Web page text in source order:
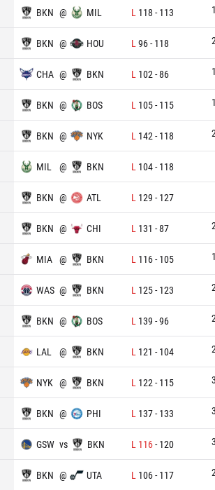
BKN @ MIL L 118 - 113
BKN @ HOU L 96- 118
CHA @ BKN L 102 -86
BKN @ BOS L 105- 115
BKN @ NYK L 142 - 118
MIL @ BKN L 104- 118
BKN @ ATL L 129 - 127
BKN @ CHI L 131 -87
MIA @ BKN L 116- 105
WAS @ BKN L 125- 123
BKN @ BOS L 139 -96
LAL @ BKN L 121 - 104
NYK @ BKN L 122 - 115
BKN @ PHI L 137- 133
GSW vs BKN L 116- 120
BKN @ UTA L 106- 117